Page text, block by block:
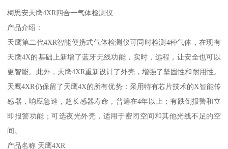
梅思安天鹰4XR四合一气体检测仪
产品介绍：
天鹰第二代4XR智能便携式气体检测仪可同时检测4种气体，在现有
天鹰4X的基础上新增了蓝牙无线功能，实时，远程，让安全也可以
更智能。此外，天鹰4XR重新设计了外壳，增强了坚固性和耐用性。
天鹰4XR仍保留了天鹰4X的所有优势：采用特有芯片技术的X智能传
感器，响应急速，超长感器寿命，普遍在4年以上；有跌倒报警和立
即报警功能；可选夜光外壳，适用于密闭空间和其他光线不足的空
间。
产品名称 天鹰4XR